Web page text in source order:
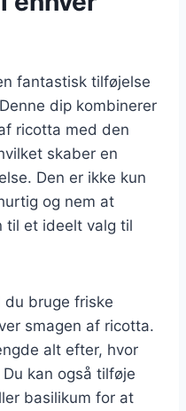
fantastisk tilføjelse
dip kombinerer
ricotta med den
skaber en
Den er ikke kun
og nem at
til et ideelt valg til
du bruge friske
smagen af ricotta.
alt efter, hvor
kan også tilføje
basilikum for at